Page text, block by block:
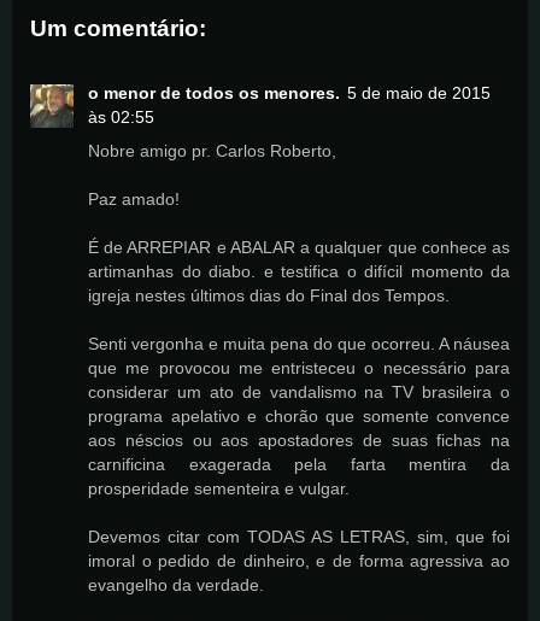
Um comentário:
o menor de todos os menores. 5 de maio de 2015
às 02:55
Nobre amigo pr. Carlos Roberto,
Paz amado!
É de ARREPIAR e ABALAR a qualquer que conhece as
artimanhas do diabo. e testifica o difícil momento da
igreja nestes últimos dias do Final dos Tempos.
Senti vergonha e muita pena do que ocorreu. A náusea
que me provocou me entristeceu o necessário para
considerar um ato de vandalismo na TV brasileira o
programa apelativo e chorão que somente convence
aos néscios ou aos apostadores de suas fichas na
carnificina exagerada pela farta mentira da
prosperidade sementeira e vulgar.
Devemos citar com TODAS AS LETRAS, sim, que foi
imoral o pedido de dinheiro, e de forma agressiva ao
evangelho da verdade.